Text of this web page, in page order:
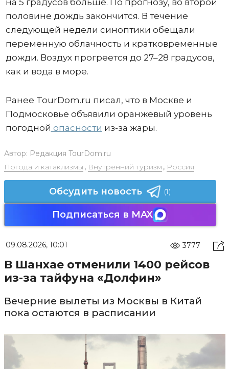
половине дождь закончится. В течение
следующей недели синоптики обещали
переменную облачность и кратковременные
дожди. Воздух прогреется до 27–28 градусов,
как и вода в море.
Ранее TourDom.ru писал, что в Москве и
Подмосковье объявили оранжевый уровень
погодной опасности из-за жары.
Автор: Редакция TourDom.ru
Погода и катаклизмы , Внутренний туризм , Россия
Обсудить новость (1)
Подписаться в MAX
09.08.2026, 10:01 3777
В Шанхае отменили 1400 рейсов
из-за тайфуна «Долфин»
Вечерние вылеты из Москвы в Китай
пока остаются в расписании